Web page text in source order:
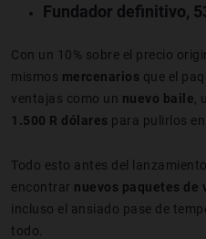
Fundador definitivo,
Con un 10% sobre el precio
mismos mercenarios que el
ventajas como un nuevo baile
1.500 R dólares para pulirlos
Todo esto antes del
encontrar nuevos paquetes de
incluso el ansiado pase de
todo.